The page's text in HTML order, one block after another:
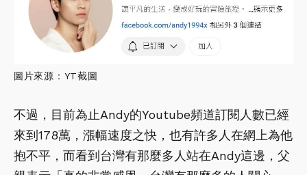
圖片來源：YT截圖
不過，目前為止Andy的Youtube頻道訂閱人數已經
來到178萬，漲幅速度之快，也有許多人在網上為他
抱不平，而看到台灣有那麼多人站在Andy這邊，父